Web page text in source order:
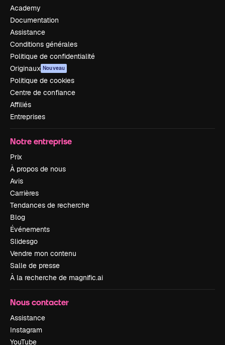
Academy
Documentation
Assistance
Conditions générales
Politique de confidentialité
Originaux Nouveau
Politique de cookies
Centre de confiance
Affiliés
Entreprises
Notre entreprise
Prix
À propos de nous
Avis
Carrières
Tendances de recherche
Blog
Événements
Slidesgo
Vendre mon contenu
Salle de presse
À la recherche de magnific.ai
Nous contacter
Assistance
Instagram
YouTube